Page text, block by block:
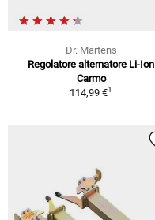
Dr. Martens
Regolatore alternatore Li-Ion
Carmo
114,99 €1